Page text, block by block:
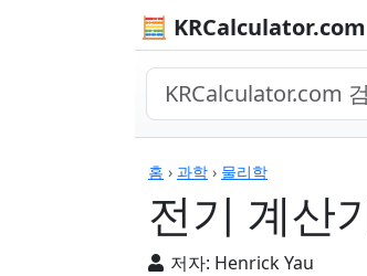
🧮 KRCalculator.com
홈 › 과학 › 물리학
전기 계산
저자: Henrick Yau
계산기